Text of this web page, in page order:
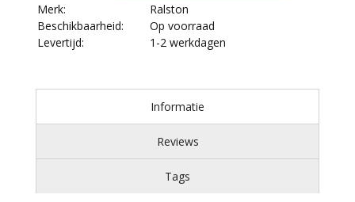
Merk:
Ralston
Beschikbaarheid:
Op voorraad
Levertijd:
1-2 werkdagen
Informatie
Reviews
Tags